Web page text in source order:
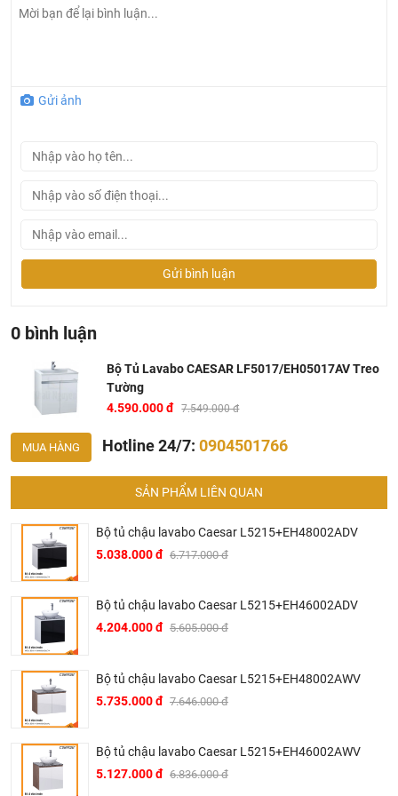
Có thể kết hợp với các vòi:
B305C
B400CP ,
Ở đâu mua tủ chậu lavabo Caesar chính hãng và giá rẻ
Khalinguyen.vn là đơn vị cung cấp sản
phẩmCaesar
chính thức và chính hãng tại Việt Nam,
chúng tôi cam kết các sản phẩm Caesar được phân phối
Hiện tại chúng tôi có rất nhiều CTKM hấp dẫn, để biết chi
tiết vui lòng chat hoặc gọi điện vào hotline để được tư
vấn chi tiết
Tại Khali Nguyễn, chúng tôi cam kết:
Cam kết 100% sản phẩm chính hãng, nếu phát hiện ra
Sản phẩm được Khali Nguyễn lựa chọn bán là những
sản phẩm có chất lượng phù hợp với giá thành và đã bán
Gửi ảnh
Gửi bình luận
0 bình luận
Bộ Tủ Lavabo CAESAR LF5017/EH05017AV Treo
Tường
4.590.000 đ
7.549.000 đ
MUA HÀNG Hotline 24/7: 0904501766
SẢN PHẨM LIÊN QUAN
Bộ tủ chậu lavabo Caesar L5215+EH48002ADV
5.038.000 đ 6.717.000 đ
Bộ tủ chậu lavabo Caesar L5215+EH46002ADV
4.204.000 đ 5.605.000 đ
Bộ tủ chậu lavabo Caesar L5215+EH48002AWV
5.735.000 đ 7.646.000 đ
Bộ tủ chậu lavabo Caesar L5215+EH46002AWV
5.127.000 đ 6.836.000 đ